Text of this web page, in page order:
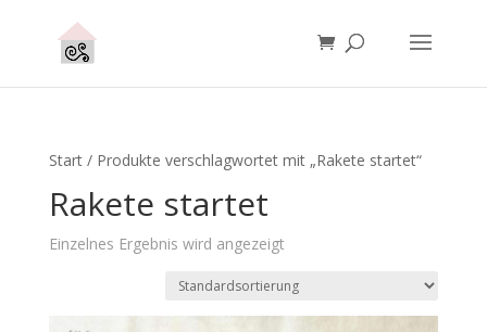
Start/ Produkte verschlagwortet mit „Rakete startet“
Rakete startet
Einzelnes Ergebnis wird angezeigt